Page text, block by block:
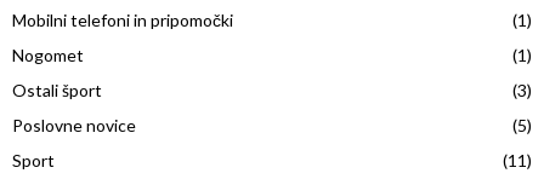
Mobilni telefoni in pripomočki
(1)
Nogomet
(1)
Ostali šport
(3)
Poslovne novice
(5)
Sport
(11)